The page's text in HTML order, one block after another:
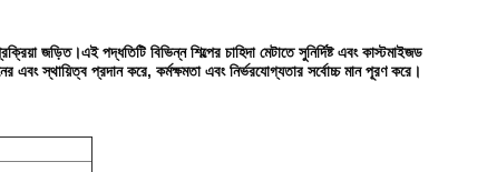
জড়িত।এই পদ্ধতিটি বিভিন্ন শিল্পের চাহিদা মেটাতে সুনির্দিষ্ট এবং কাস্টমাইজড
এবং স্থায়িত্ব প্রদান করে, কর্মক্ষমতা এবং নির্ভরযোগ্যতার সর্বোচ্চ মান পূরণ করে।